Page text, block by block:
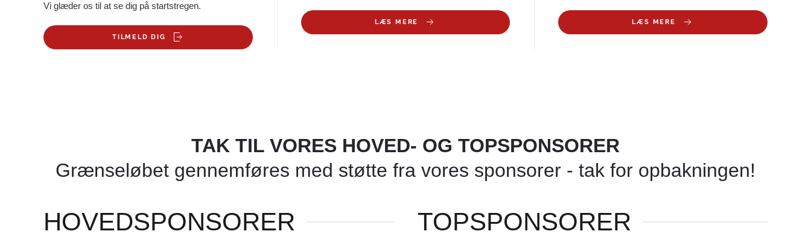
Vi glæder os til at se dig på startstregen.
TILMELD DIG
LÆS MERE LÆS MERE
TAK TIL VORES HOVED- OG TOPSPONSORER
Grænseløbet gennemføres med støtte fra vores sponsorer - tak for opbakningen!
HOVEDSPONSORER TOPSPONSORER